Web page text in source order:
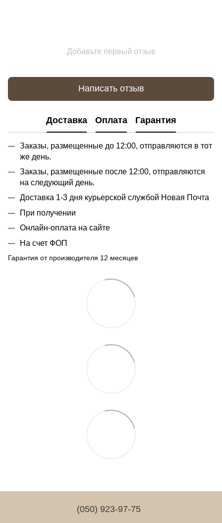
Добавьте первый отзыв
Написать отзыв
Доставка Оплата Гарантия
Заказы, размещенные до 12:00, отправляются в тот
же день.
Заказы, размещенные после 12:00, отправляются
на следующий день.
Доставка 1-3 дня курьерской службой Новая Почта
При получении
Онлайн-оплата на сайте
На счет ФОП
Гарантия от производителя 12 месяцев
(050) 923-97-75